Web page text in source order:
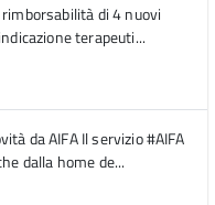
rimborsabilità di 4 nuovi
terapeuti...
da AIFA Il servizio #AIFA
dalla home de...